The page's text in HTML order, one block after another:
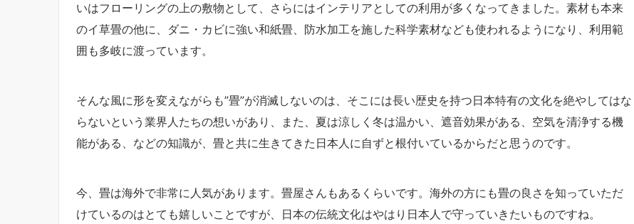
いはフローリングの上の敷物として、さらにはインテリアとしての利用が多くなってきました。素材も本来
のイ草畳の他に、ダニ・カビに強い和紙畳、防水加工を施した科学素材なども使われるようになり、利用範
囲も多岐に渡っています。
そんな風に形を変えながらも”畳”が消滅しないのは、そこには長い歴史を持つ日本特有の文化を絶やしてはな
らないという業界人たちの想いがあり、また、夏は涼しく冬は温かい、遮音効果がある、空気を清浄する機
能がある、などの知識が、畳と共に生きてきた日本人に自ずと根付いているからだと思うのです。
今、畳は海外で非常に人気があります。畳屋さんもあるくらいです。海外の方にも畳の良さを知っていただ
けているのはとても嬉しいことですが、日本の伝統文化はやはり日本人で守っていきたいものですね。